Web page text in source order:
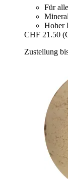
Für
Hoher
CHF 21.50
Zustellung